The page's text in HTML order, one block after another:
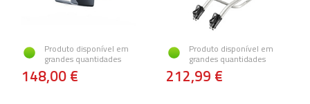
Produto disponível em
grandes quantidades
148,00 €
Produto disponível em
grandes quantidades
212,99 €